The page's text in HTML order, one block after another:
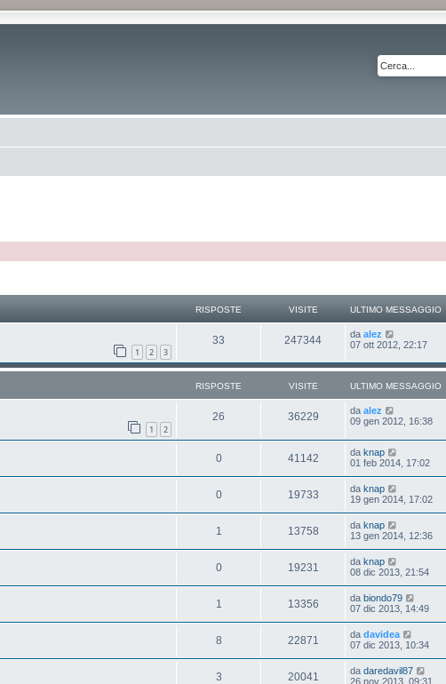
RISPOSTE VISITE ULTIMO MESSAGGIO
1 2 3
33 247344 da alez
07 ott 2012, 22:17
RISPOSTE VISITE ULTIMO MESSAGGIO
1 2
26 36229 da alez
09 gen 2012, 16:38
0 41142 da knap
01 feb 2014, 17:02
0 19733 da knap
19 gen 2014, 17:02
1 13758 da knap
13 gen 2014, 12:36
0 19231 da knap
08 dic 2013, 21:54
1 13356 da biondo79
07 dic 2013, 14:49
8 22871 da davidea
07 dic 2013, 10:34
3 20041 da daredavil87
26 nov 2013, 09:31